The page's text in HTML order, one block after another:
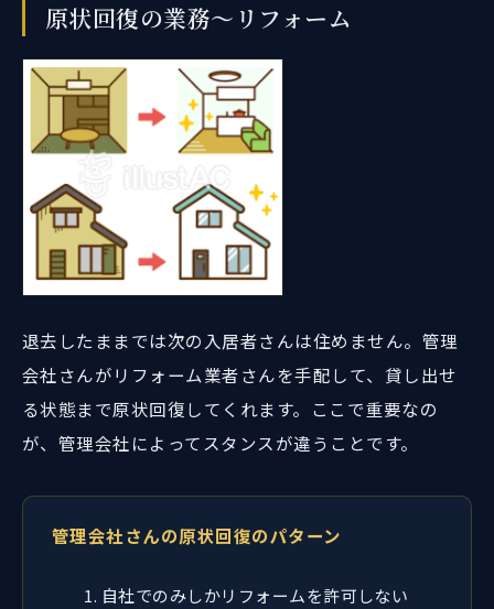
原状回復の業務～リフォーム
退去したままでは次の入居者さんは住めません。管理
会社さんがリフォーム業者さんを手配して、貸し出せ
る状態まで原状回復してくれます。ここで重要なの
が、管理会社によってスタンスが違うことです。
管理会社さんの原状回復のパターン
自社でのみしかリフォームを許可しない